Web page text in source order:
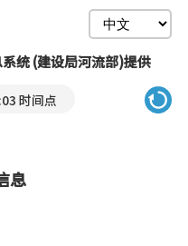
统 (建设局河流部)提供
时间点
息